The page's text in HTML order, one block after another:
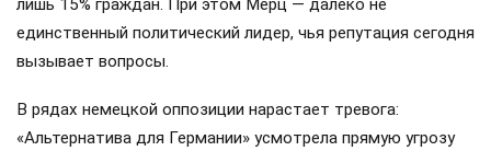
лишь 15% граждан. При этом Мерц — далеко не
единственный политический лидер, чья репутация сегодня
вызывает вопросы.
В рядах немецкой оппозиции нарастает тревога:
«Альтернатива для Германии» усмотрела прямую угрозу